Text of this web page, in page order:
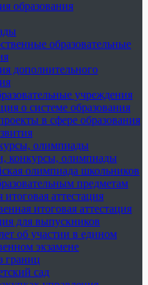
образования
образовательные
дополнительного
учреждения
о системе образования
в сфере образования
олимпиады
конкурсы, олимпиады
олимпиада школьников
предметам
итоговая аттестация
итоговая аттестация
для выпускников
об участии в едином
экзамене
границ
сад